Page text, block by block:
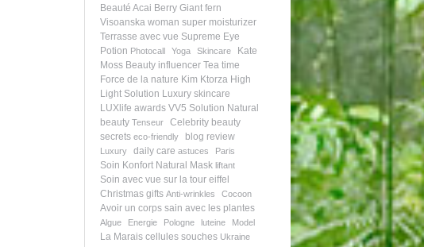
Beauté Acai Berry Giant fern
Visoanska woman super moisturizer
Terrasse avec vue Supreme Eye
Potion Photocall Yoga Skincare
Kate
Moss Beauty influencer Tea time
Force de la nature Kim Ktorza High
Light Solution Luxury skincare
LUXlife awards VV5 Solution Natural
beauty Tenseur
Celebrity beauty
secrets eco-friendly blog review
Luxury daily care astuces Paris
Soin Konfort Natural Mask liftant
Soin avec vue sur la tour eiffel
Christmas gifts Anti-wrinkles Cocoon
Avoir un corps sain avec les plantes
Algue Energie Pologne luteine Model
La Marais cellules souches Ukraine